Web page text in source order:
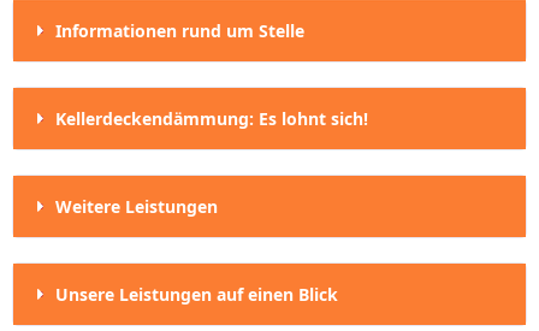
Informationen rund um Stelle
Kellerdeckendämmung: Es lohnt sich!
Weitere Leistungen
Unsere Leistungen auf einen Blick